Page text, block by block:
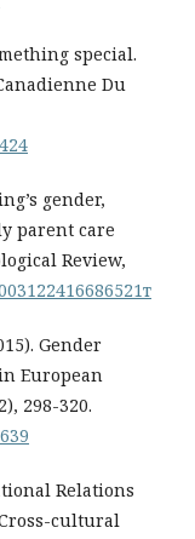
special.
Du
gender,
parent care
Review,
Gender
European
298-320.
Relations
cultural